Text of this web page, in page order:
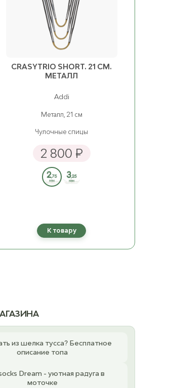
5.00 мм
CRASYTRIO SHORT. 21 СМ.
МЕТАЛЛ
Addi
Металл, 21 см
Чулочные спицы
2 800 ₽
К товару
из шелка тусса? Бесплатное
описание топа
Dream - уютная радуга в
моточке